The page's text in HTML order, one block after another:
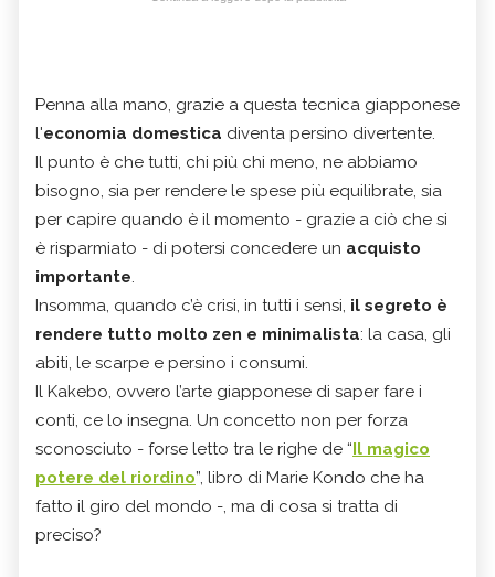
Penna alla mano, grazie a questa tecnica giapponese
l'economia domestica diventa persino divertente.
Il punto è che tutti, chi più chi meno, ne abbiamo
bisogno, sia per rendere le spese più equilibrate, sia
per capire quando è il momento - grazie a ciò che si
è risparmiato - di potersi concedere un acquisto
importante.
Insomma, quando c’è crisi, in tutti i sensi, il segreto è
rendere tutto molto zen e minimalista: la casa, gli
abiti, le scarpe e persino i consumi.
Il Kakebo, ovvero l’arte giapponese di saper fare i
conti, ce lo insegna. Un concetto non per forza
sconosciuto - forse letto tra le righe de “Il magico
potere del riordino”, libro di Marie Kondo che ha
fatto il giro del mondo -, ma di cosa si tratta di
preciso?